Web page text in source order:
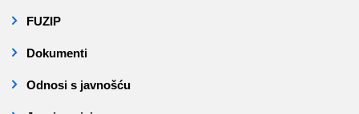
FUZIP
Dokumenti
Odnosi s javnošću